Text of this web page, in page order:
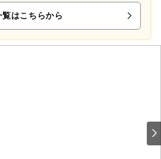
覧はこちらから